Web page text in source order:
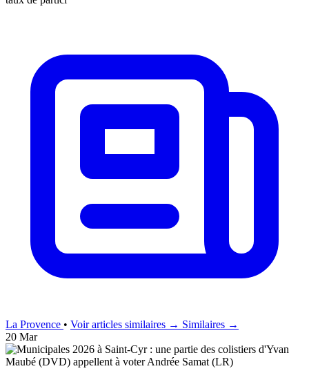
La Provence • Voir articles similaires → Similaires →
20 Mar